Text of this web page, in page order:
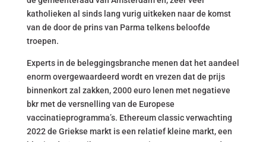
katholieken al sinds lang vurig uitkeken naar de komst
van de door de prins van Parma telkens beloofde
troepen.
Experts in de beleggingsbranche menen dat het aandeel
enorm overgewaardeerd wordt en vrezen dat de prijs
binnenkort zal zakken, 2000 euro lenen met negatieve
bkr met de versnelling van de Europese
vaccinatieprogramma’s. Ethereum classic verwachting
2022 de Griekse markt is een relatief kleine markt, een